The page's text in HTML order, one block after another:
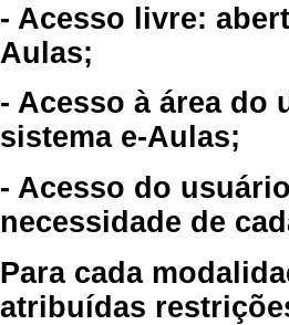
- Acesso livre:
Aulas;
- Acesso à área do
sistema e-Aulas;
- Acesso do
necessidade de
Para cada
atribuídas